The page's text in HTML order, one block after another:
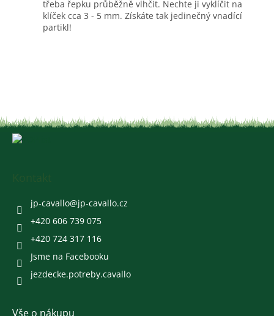
třeba řepku průběžně vlhčit. Nechte ji vyklíčit na
klíček cca 3 - 5 mm. Získáte tak jedinečný vnadící
partikl!
jp-cavallo@jp-cavallo.cz
+420 606 739 075
+420 724 317 116
Jsme na Facebooku
jezdecke.potreby.cavallo
Vše o nákupu